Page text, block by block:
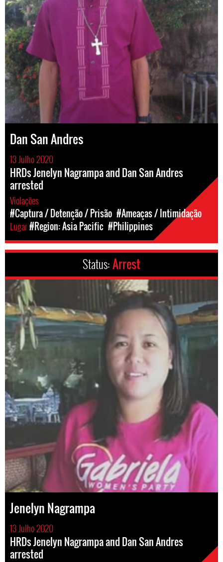
Dan San Andres
13 Julho 2020
HRDs Jenelyn Nagrampa and Dan San Andres
arrested
Violações
#Captura / Detenção / Prisão #Ameaças / Intimidação
Lugar#Region: Asia Pacific #Philippines
Status:Arrest
Jenelyn Nagrampa
13 Julho 2020
HRDs Jenelyn Nagrampa and Dan San Andres
arrested